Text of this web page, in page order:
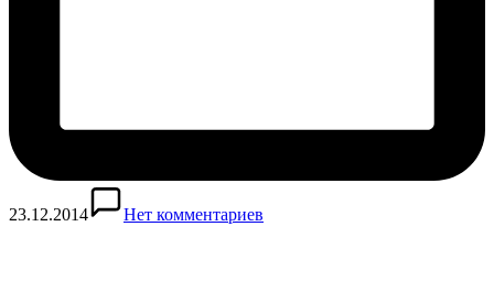
23.12.2014 Нет комментариев